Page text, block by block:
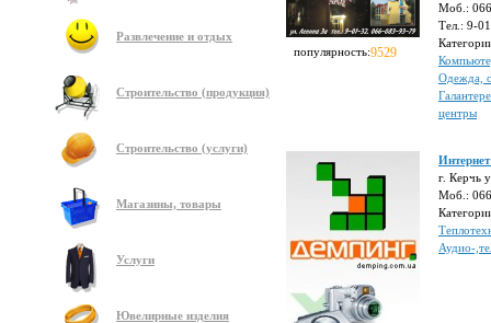
Развлечение и отдых
Строительство (продукция)
Строительство (услуги)
Магазины, товары
Услуги
Ювелирные изделия
популярность:9529
Моб.:
Тел.: 9-
Одежда,
центры
г. Керчь
Моб.:
Аудио-